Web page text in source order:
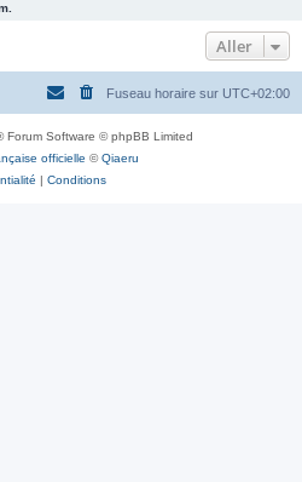
Aller
Fuseau horaire sur UTC+02:00
Forum Software © phpBB Limited
officielle ©Qiaeru
| Conditions